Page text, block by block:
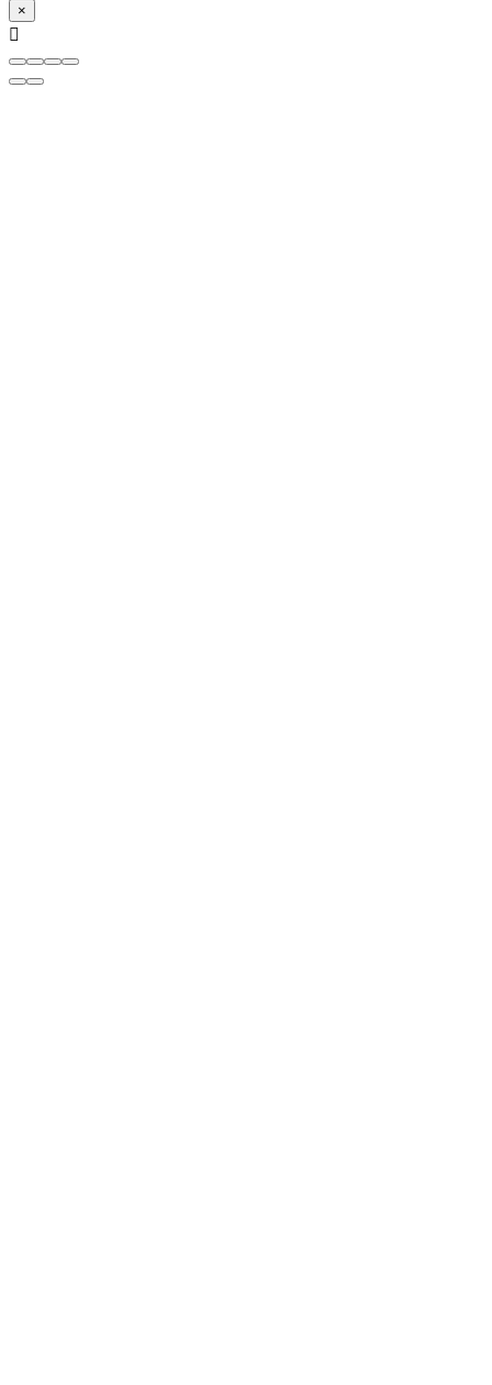
×